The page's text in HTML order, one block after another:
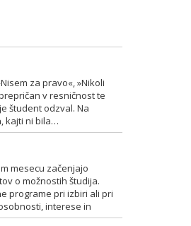
za pravo«, »Nikoli
v resničnost te
študent odzval. Na
kajti ni bila…
mesecu začenjajo
o možnostih študija.
programe pri izbiri ali pri
interese in